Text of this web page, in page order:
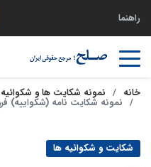
راهنما
خانه نمونه شکایت ها و
نمونه شکایت نامه (شکواییه)
شکایت و شکوائیه ها